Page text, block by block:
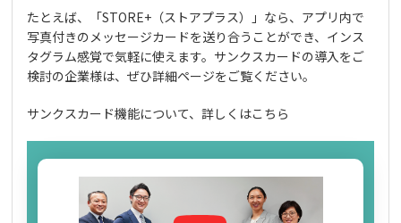
たとえば、「STORE+（ストアプラス）」なら、アプリ内で
写真付きのメッセージカードを送り合うことができ、インス
タグラム感覚で気軽に使えます。サンクスカードの導入をご
検討の企業様は、ぜひ詳細ページをご覧ください。
サンクスカード機能について、詳しくはこちら